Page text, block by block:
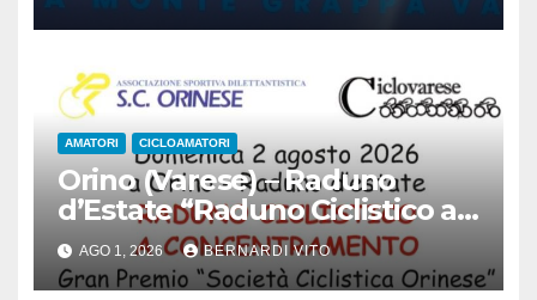
AMATORI CICLOAMATORI
Orino (Varese) – Raduno
d’Estate “Raduno Ciclistico a
Concentramento” : Gran
Premio Società Ciclistica
AGO 1, 2026 BERNARDI VITO